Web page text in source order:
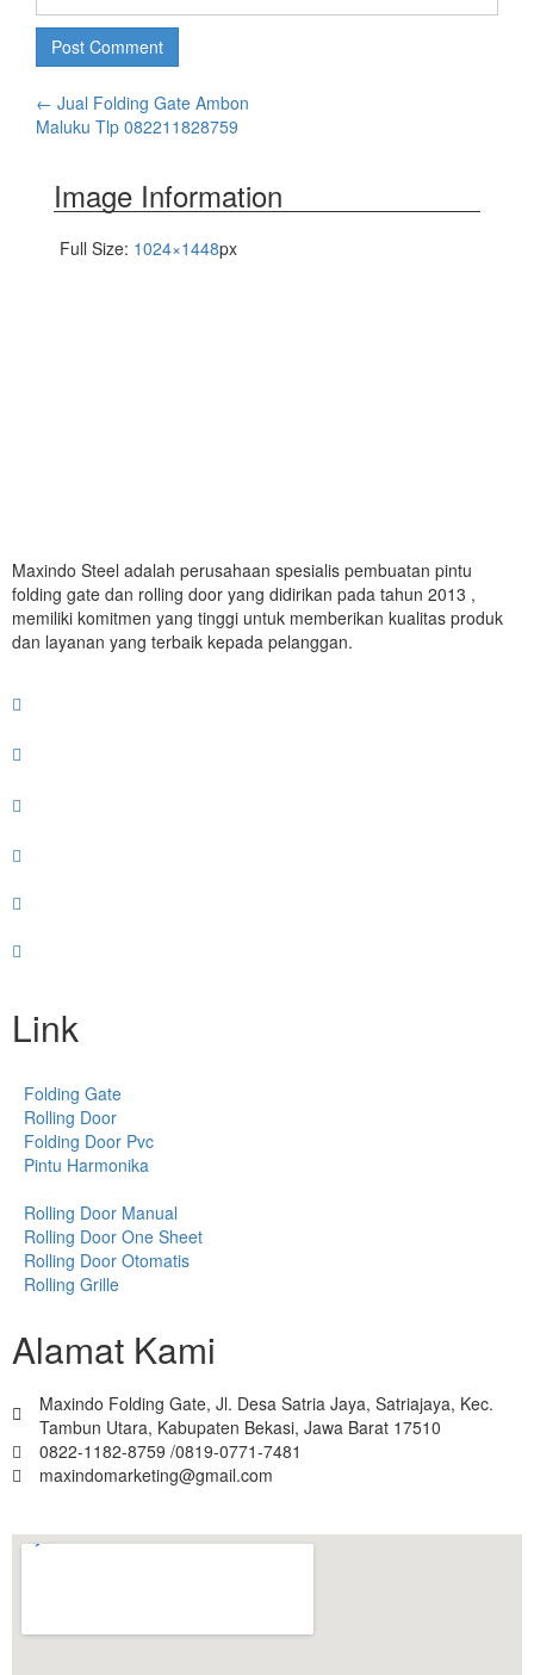
← Jual Folding Gate Ambon
Maluku Tlp 082211828759
Image Information
Full Size: 1024×1448px
Maxindo Steel adalah perusahaan spesialis pembuatan pintu
folding gate dan rolling door yang didirikan pada tahun 2013 ,
memiliki komitmen yang tinggi untuk memberikan kualitas produk
dan layanan yang terbaik kepada pelanggan.
Link
Folding Gate
Rolling Door
Folding Door Pvc
Pintu Harmonika
Rolling Door Manual
Rolling Door One Sheet
Rolling Door Otomatis
Rolling Grille
Alamat Kami
Maxindo Folding Gate, Jl. Desa Satria Jaya, Satriajaya, Kec.
Tambun Utara, Kabupaten Bekasi, Jawa Barat 17510
0822-1182-8759 /0819-0771-7481
maxindomarketing@gmail.com